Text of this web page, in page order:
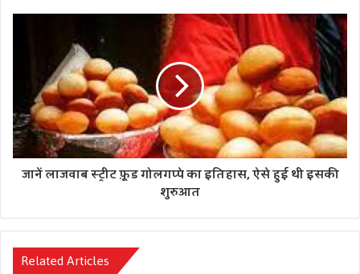
जानें लाजवाब स्ट्रीट फ़ूड गोलगप्पे का इतिहास, ऐसे हुई थी इसकी
शुरुआत
Related Articles